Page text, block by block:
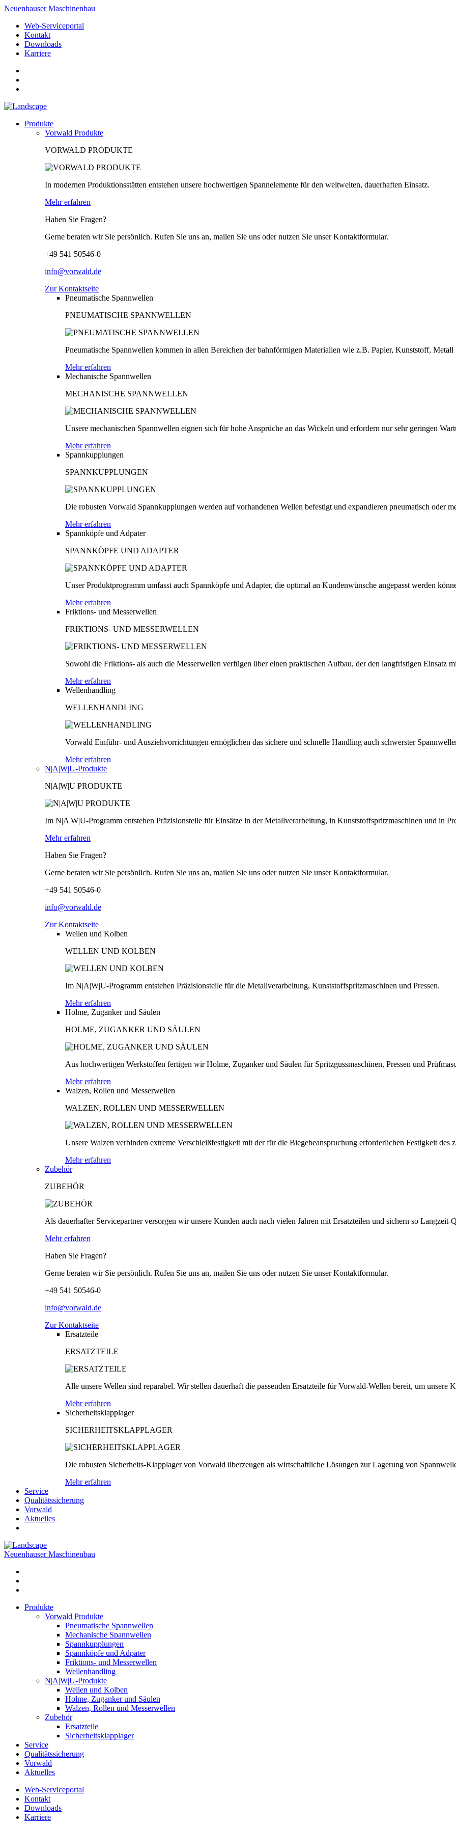
Neuenhauser Maschinenbau
Web-Serviceportal
Kontakt
Downloads
Karriere
Produkte
Vorwald Produkte
VORWALD PRODUKTE
In modernen Produktionsstätten entstehen unsere hochwertigen Spannelemente für den weltweiten, dauerhaften Einsatz.
Mehr erfahren
Haben Sie Fragen?
Gerne beraten wir Sie persönlich. Rufen Sie uns an, mailen Sie uns oder nutzen Sie unser Kontaktformular.
+49 541 50546-0
info@vorwald.de
Zur Kontaktseite
Pneumatische Spannwellen
PNEUMATISCHE SPANNWELLEN
Pneumatische Spannwellen kommen in allen Bereichen der bahnförmigen Materialien wie z.B. Papier, Kunststoff,
Mehr erfahren
Mechanische Spannwellen
MECHANISCHE SPANNWELLEN
Unsere mechanischen Spannwellen eignen sich für hohe Ansprüche an das Wickeln und erfordern nur sehr geringen
Mehr erfahren
Spannkupplungen
SPANNKUPPLUNGEN
Die robusten Vorwald Spannkupplungen werden auf vorhandenen Wellen befestigt und expandieren pneumatisch oder
Mehr erfahren
Spannköpfe und Adpater
SPANNKÖPFE UND ADAPTER
Unser Produktprogramm umfasst auch Spannköpfe und Adapter, die optimal an Kundenwünsche angepasst werden
Mehr erfahren
Friktions- und Messerwellen
FRIKTIONS- UND MESSERWELLEN
Sowohl die Friktions- als auch die Messerwellen verfügen über einen praktischen Aufbau, der den langfristigen Einsatz
Mehr erfahren
Wellenhandling
WELLENHANDLING
Vorwald Einführ- und Ausziehvorrichtungen ermöglichen das sichere und schnelle Handling auch schwerster
Mehr erfahren
N|A|W|U-Produkte
N|A|W|U PRODUKTE
Im N|A|W|U-Programm entstehen Präzisionsteile für Einsätze in der Metallverarbeitung, in Kunststoffspritzmaschinen und in
Mehr erfahren
Haben Sie Fragen?
Gerne beraten wir Sie persönlich. Rufen Sie uns an, mailen Sie uns oder nutzen Sie unser Kontaktformular.
+49 541 50546-0
info@vorwald.de
Zur Kontaktseite
Wellen und Kolben
WELLEN UND KOLBEN
Im N|A|W|U-Programm entstehen Präzisionsteile für die Metallverarbeitung, Kunststoffspritzmaschinen und Pressen.
Mehr erfahren
Holme, Zuganker und Säulen
HOLME, ZUGANKER UND SÄULEN
Aus hochwertigen Werkstoffen fertigen wir Holme, Zuganker und Säulen für Spritzgussmaschinen, Pressen und
Mehr erfahren
Walzen, Rollen und Messerwellen
WALZEN, ROLLEN UND MESSERWELLEN
Unsere Walzen verbinden extreme Verschleißfestigkeit mit der für die Biegebeanspruchung erforderlichen Festigkeit des
Mehr erfahren
Zubehör
ZUBEHÖR
Als dauerhafter Servicepartner versorgen wir unsere Kunden auch nach vielen Jahren mit Ersatzteilen und sichern so Langzeit-
Mehr erfahren
Haben Sie Fragen?
Gerne beraten wir Sie persönlich. Rufen Sie uns an, mailen Sie uns oder nutzen Sie unser Kontaktformular.
+49 541 50546-0
info@vorwald.de
Zur Kontaktseite
Ersatzteile
ERSATZTEILE
Alle unsere Wellen sind reparabel. Wir stellen dauerhaft die passenden Ersatzteile für Vorwald-Wellen bereit, um unsere
Mehr erfahren
Sicherheitsklapplager
SICHERHEITSKLAPPLAGER
Die robusten Sicherheits-Klapplager von Vorwald überzeugen als wirtschaftliche Lösungen zur Lagerung von
Mehr erfahren
Service
Qualitätssicherung
Vorwald
Aktuelles
Neuenhauser Maschinenbau
Produkte
Vorwald Produkte
Pneumatische Spannwellen
Mechanische Spannwellen
Spannkupplungen
Spannköpfe und Adpater
Friktions- und Messerwellen
Wellenhandling
N|A|W|U-Produkte
Wellen und Kolben
Holme, Zuganker und Säulen
Walzen, Rollen und Messerwellen
Zubehör
Ersatzteile
Sicherheitsklapplager
Service
Qualitätssicherung
Vorwald
Aktuelles
Web-Serviceportal
Kontakt
Downloads
Karriere